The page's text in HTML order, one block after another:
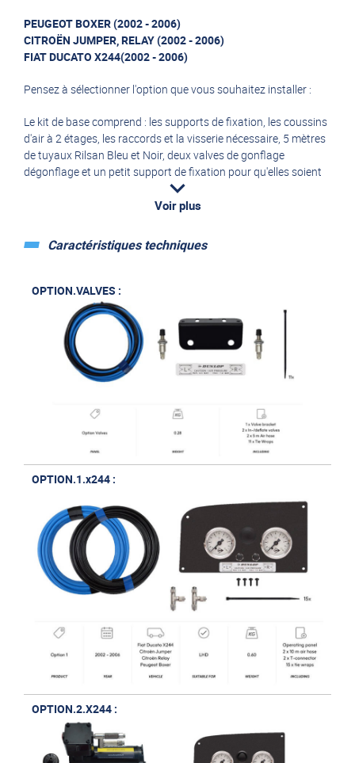
PEUGEOT BOXER (2002 - 2006)
CITROËN JUMPER, RELAY (2002 - 2006)
FIAT DUCATO X244(2002 - 2006)
Pensez à sélectionner l'option que vous souhaitez installer :
Le kit de base comprend : les supports de fixation, les coussins
d'air à 2 étages, les raccords et la visserie nécessaire, 5 mètres
de tuyaux Rilsan Bleu et Noir, deux valves de gonflage
dégonflage et un petit support de fixation pour qu'elles soient
placées ensemble l'une à côté de l'autre à l'endroit de votre
choix : dans un coffre ou soute ou près du poste de conduite.
deux formats différents.
OPTION.1 : Panneau rectangulaire et 10 mètres de tuyaux
OPTION.1.X244 : Panneau spécial tableau de bord et 10 mètres
de tuyaux Rilsan Bleu et Noir
OPTION.2 : kit compresseur de base avec panneau
rectangulaire et 10 mètres de tuyaux Rilsan Bleu et Noir
OPTION.2.X244 : kit compresseur de base avec panneau
spécial tableau de bord et 10 mètres de tuyaux Rilsan Bleu et
pressostat, 4 boutons de commande, deux manomètres, et 10
mètres de tuyaux Rilsan Bleu, Noir et Vert, panneau
rectangulaire Longueur : 18,5 cm Largeur 6,5 cm Profondeur à
Le délai de livraison est compris entre 3 et 5 jours ouvrés
Voir plus
Caractéristiques techniques
OPTION.VALVES :
OPTION.1.x244 :
OPTION.2.X244 :